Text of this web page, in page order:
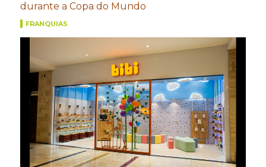
durante a Copa do Mundo
FRANQUIAS